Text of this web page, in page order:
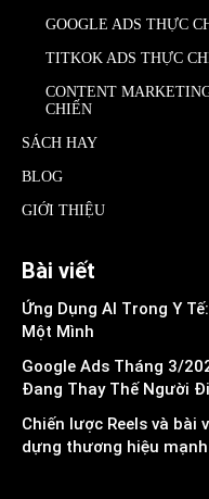
GOOGLE ADS THỰC
TITKOK ADS THỰC
CONTENT
CHIẾN
SÁCH HAY
BLOG
GIỚI THIỆU
Bài viết
Ứng Dụng AI Trong Y
Một Mình
Google Ads Tháng 3/
Đang Thay Thế Người
Chiến lược Reels và bài
dựng thương hiệu mạnh